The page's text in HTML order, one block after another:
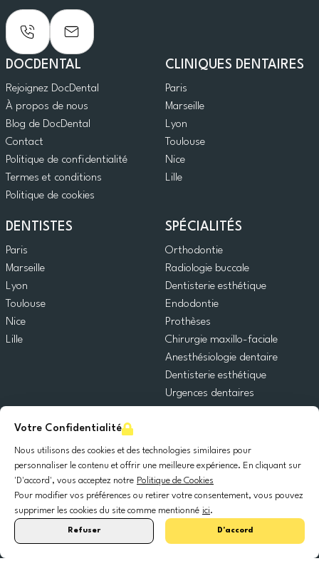
Votre Confidentialité
Nous utilisons des cookies et des technologies similaires pour
personnaliser le contenu et offrir une meilleure expérience. En cliquant sur
'D'accord', vous acceptez notre Politique de Cookies
Pour modifier vos préférences ou retirer votre consentement, vous pouvez
supprimer les cookies du site comme mentionné ici.
Refuser D'accord
DOCDENTAL
Rejoignez DocDental
À propos de nous
Blog de DocDental
Contact
Politique de confidentialité
Termes et conditions
Politique de cookies
CLINIQUES DENTAIRES
Paris
Marseille
Lyon
Toulouse
Nice
Lille
DENTISTES
Paris
Marseille
Lyon
Toulouse
Nice
Lille
SPÉCIALITÉS
Orthodontie
Radiologie buccale
Dentisterie esthétique
Endodontie
Prothèses
Chirurgie maxillo-faciale
Anesthésiologie dentaire
Dentisterie esthétique
Urgences dentaires
Chirurgie orale
Implantologie dentaire
Parodontie
© 2025 DocDental. Tous les droits réservés.
United
España Polska